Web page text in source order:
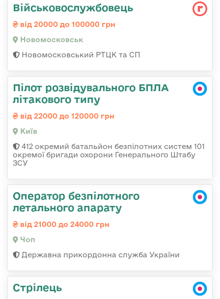
Військовослужбовець
від 20000 до 100000 грн
Новомосковськ
Новомосковський РТЦК та СП
Пілот розвідувального БПЛА
літакового типу
від 22000 до 120000 грн
Київ
412 окремий батальйон безпілотних систем 101
окремої бригади охорони Генерального Штабу
ЗСУ
Оператор безпілотного
летального апарату
від 21000 до 24000 грн
Чоп
Державна прикордонна служба України
Стрілець